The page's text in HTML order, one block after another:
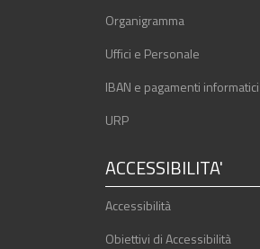
Organigramma
Uffici e Personale
IBAN e pagamenti informatici
URP
ACCESSIBILITA'
Accessibilità
Obiettivi di Accessibilità